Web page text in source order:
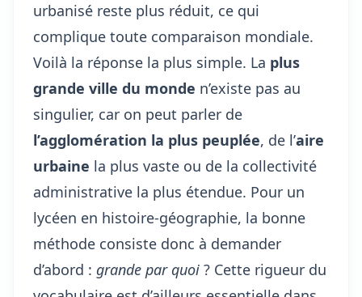
urbanisé reste plus réduit, ce qui
complique toute comparaison mondiale.
Voilà la réponse la plus simple. La plus
grande ville du monde n’existe pas au
singulier, car on peut parler de
l’agglomération la plus peuplée, de l’aire
urbaine la plus vaste ou de la collectivité
administrative la plus étendue. Pour un
lycéen en histoire-géographie, la bonne
méthode consiste donc à demander
d’abord : grande par quoi ? Cette rigueur du